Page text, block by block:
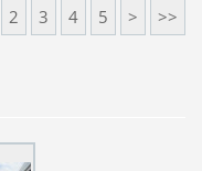
2 3 4 5 > >>